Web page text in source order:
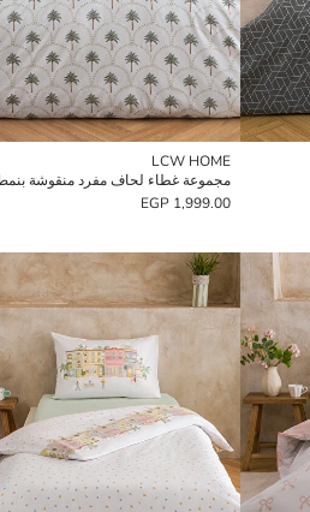
LCW HOME
مجموعة غطاء لحاف مفرد منقوشة
1,999.00 EGP